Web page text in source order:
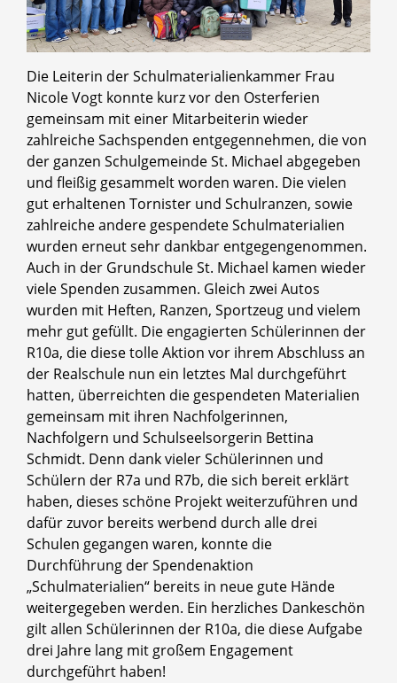
Die Leiterin der Schulmaterialienkammer Frau
Nicole Vogt konnte kurz vor den Osterferien
gemeinsam mit einer Mitarbeiterin wieder
zahlreiche Sachspenden entgegennehmen, die von
der ganzen Schulgemeinde St. Michael abgegeben
und fleißig gesammelt worden waren. Die vielen
gut erhaltenen Tornister und Schulranzen, sowie
zahlreiche andere gespendete Schulmaterialien
wurden erneut sehr dankbar entgegengenommen.
Auch in der Grundschule St. Michael kamen wieder
viele Spenden zusammen. Gleich zwei Autos
wurden mit Heften, Ranzen, Sportzeug und vielem
mehr gut gefüllt. Die engagierten Schülerinnen der
R10a, die diese tolle Aktion vor ihrem Abschluss an
der Realschule nun ein letztes Mal durchgeführt
hatten, überreichten die gespendeten Materialien
gemeinsam mit ihren Nachfolgerinnen,
Nachfolgern und Schulseelsorgerin Bettina
Schmidt. Denn dank vieler Schülerinnen und
Schülern der R7a und R7b, die sich bereit erklärt
haben, dieses schöne Projekt weiterzuführen und
dafür zuvor bereits werbend durch alle drei
Schulen gegangen waren, konnte die
Durchführung der Spendenaktion
„Schulmaterialien“ bereits in neue gute Hände
weitergegeben werden. Ein herzliches Dankeschön
gilt allen Schülerinnen der R10a, die diese Aufgabe
drei Jahre lang mit großem Engagement
durchgeführt haben!